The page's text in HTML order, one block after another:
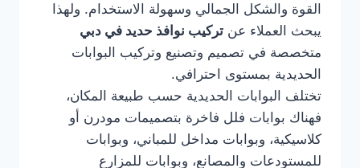
القوة والشكل الجمالي وسهولة الاستخدام. ولهذا
يبحث العملاء عن تركيب نوافذ حديد في دبي
متخصصة في تصميم وتصنيع وتركيب البوابات
الحديدية بمستوى احترافي.
تختلف البوابات الحديدية حسب طبيعة المكان،
فهناك بوابات فلل فاخرة بتصميمات مودرن أو
كلاسيكية، وبوابات مداخل للمباني، وبوابات
للمستودعات والمصانع، وبوابات للمزارع